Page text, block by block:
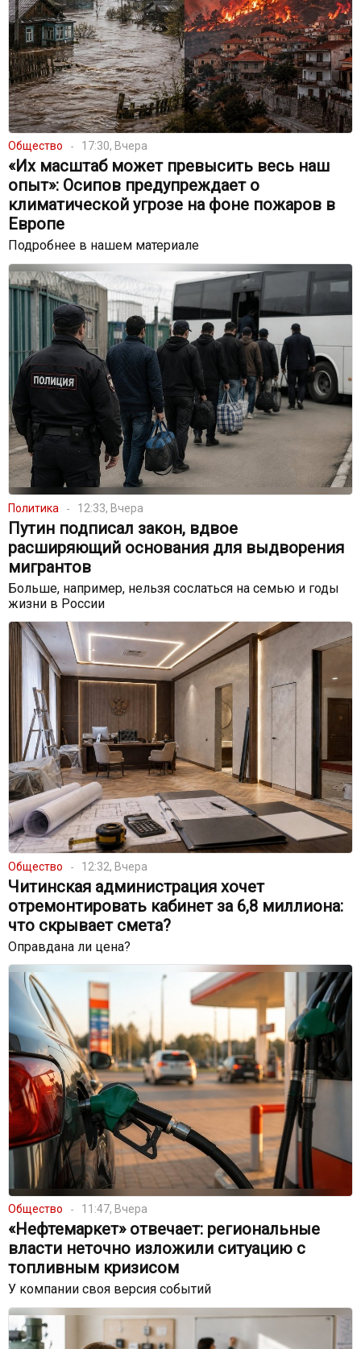
Общество 17:30, Вчера
«Их масштаб может превысить весь наш
опыт»: Осипов предупреждает о
климатической угрозе на фоне пожаров в
Европе
Подробнее в нашем материале
Политика 12:33, Вчера
Путин подписал закон, вдвое
расширяющий основания для выдворения
мигрантов
Больше, например, нельзя сослаться на семью и годы
жизни в России
Общество 12:32, Вчера
Читинская администрация хочет
отремонтировать кабинет за 6,8 миллиона:
что скрывает смета?
Оправдана ли цена?
Общество 11:47, Вчера
«Нефтемаркет» отвечает: региональные
власти неточно изложили ситуацию с
топливным кризисом
У компании своя версия событий